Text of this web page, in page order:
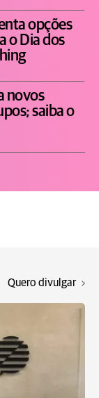
opções
o Dia dos
novos
saiba o
Quero divulgar